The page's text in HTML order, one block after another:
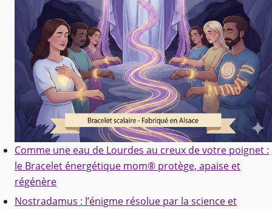
Comme une eau de Lourdes au creux de votre poignet :
le Bracelet énergétique mom® protège, apaise et
régénère
Nostradamus : l’énigme résolue par la science et